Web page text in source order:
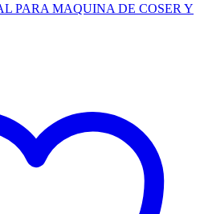
PARA MAQUINA DE COSER Y